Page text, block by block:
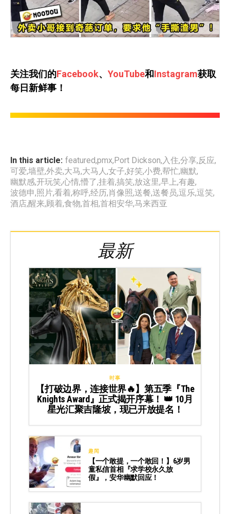
关注我们的Facebook、 YouTube和Instagram获取
每日新鲜事！
In this article: featured,pmx,Port Dickson, 入住,分享,反应,
可爱,墙壁,外卖,大马,大马人 ,女子,好笑,小费,帮忙,幽默,
幽默感,开玩笑,心情,懵了,挂着,搞笑,放这里,早上,有趣,
波德申,照片,看着,称呼,经历,肖像照,送餐,送餐员,逗乐,逗笑,
酒店,醒来,顾着,食物,首相,首相安华,马来西亚
最新
时事
【打破边界，连接世界🔥】第五季『The
Knights Award』正式揭开序幕！ 👑 10月
星光汇聚吉隆坡，现已开放提名！
趣闻
【一个敢提，一个敢回！】6岁男
童私信首相『求学校永久放
假』，安华幽默回应！